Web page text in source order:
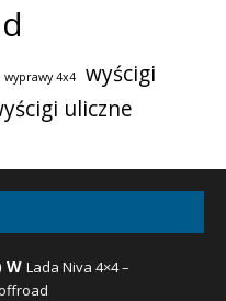
wyprawy 4x4
wyścigi
uliczne
W Lada Niva 4×4 –